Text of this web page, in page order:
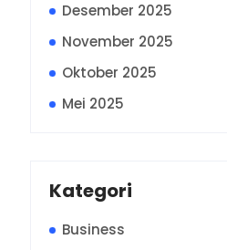
Desember 2025
November 2025
Oktober 2025
Mei 2025
Kategori
Business